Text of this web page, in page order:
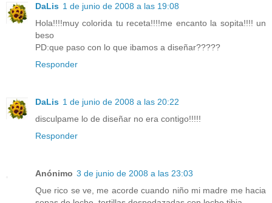
DaLis 1 de junio de 2008 a las 19:08
Hola!!!!muy colorida tu receta!!!!me encanto la sopita!!!! un
beso
PD:que paso con lo que ibamos a diseñar?????
Responder
DaLis 1 de junio de 2008 a las 20:22
disculpame lo de diseñar no era contigo!!!!!
Responder
Anónimo 3 de junio de 2008 a las 23:03
Que rico se ve, me acorde cuando niño mi madre me hacia